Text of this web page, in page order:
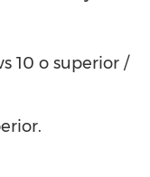
10 o superior /